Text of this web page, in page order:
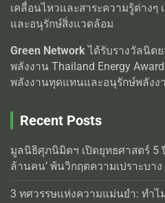
เคลื่อนไหวและสาระความรู้ต่างๆ
และอนุรักษ์สิ่งแวดล้อม
Green Networkได้รับรางวัลนิต
พลังงาน Thailand Energy
พลังงานทุดแทนและอนุรักษ์พลังง
Recent Posts
มูลนิธิศุภนิมิตฯ เปิดยุทธศาสตร์ 5
ล้านคน’ พ้นวิกฤตความเปราะบาง
3 ทศวรรษแห่งความแม่นยำ: ทำไ